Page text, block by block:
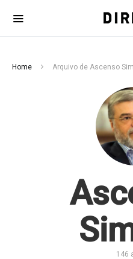
Home Arquivo de Ascenso
146